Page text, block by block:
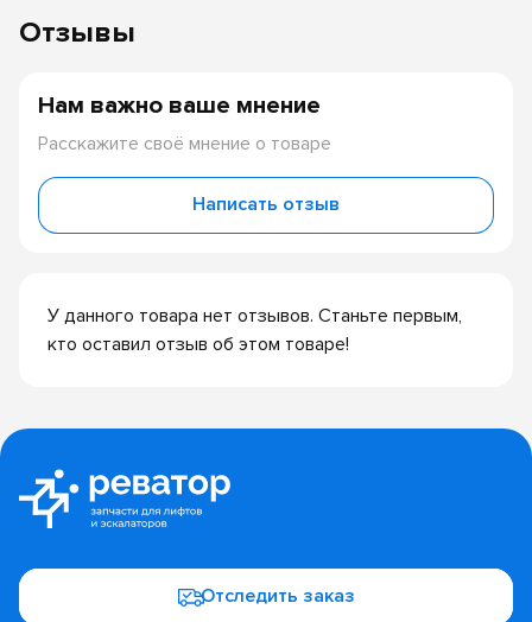
Отзывы
У данного товара нет отзывов. Станьте первым,
кто оставил отзыв об этом товаре!
Нам важно ваше мнение
Расскажите своё мнение о товаре
Написать отзыв
Отследить заказ